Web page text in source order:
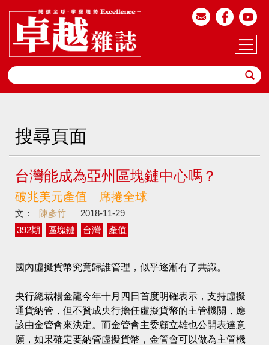
搜尋頁面
台灣能成為亞州區塊鏈中心嗎？
破兆美元產值 席捲全球
文： 陳彥竹
2018-11-29
392期
區塊鏈 台灣 產值
國內虛擬貨幣究竟歸誰管理，似乎逐漸有了共識。
央行總裁楊金龍今年十月四日首度明確表示，支持虛擬
通貨納管，但不贊成央行擔任虛擬貨幣的主管機關，應
該由金管會來決定。而金管會主委顧立雄也公開表達意
願，如果確定要納管虛擬貨幣，金管會可以做為主管機